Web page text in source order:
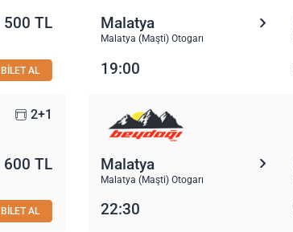
500 TL
BİLET AL
Malatya
Malatya (Maşti) Otogarı
19:00
2+1
600 TL
BİLET AL
Malatya
Malatya (Maşti) Otogarı
22:30